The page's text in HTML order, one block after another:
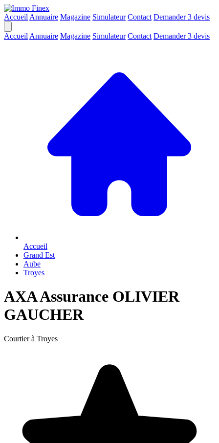
Accueil Annuaire Magazine Simulateur Contact Demander 3 devis
Accueil Annuaire Magazine Simulateur Contact Demander 3 devis
Accueil
Grand Est
Aube
Troyes
AXA Assurance OLIVIER
GAUCHER
Courtier à Troyes